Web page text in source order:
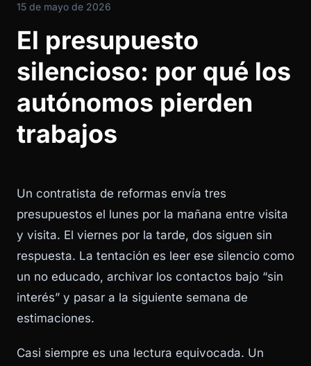
15 de mayo de 2026
El presupuesto
silencioso: por qué los
autónomos pierden
trabajos
Un contratista de reformas envía tres
presupuestos el lunes por la mañana entre visita
y visita. El viernes por la tarde, dos siguen sin
respuesta. La tentación es leer ese silencio como
un no educado, archivar los contactos bajo “sin
interés” y pasar a la siguiente semana de
estimaciones.
Casi siempre es una lectura equivocada. Un